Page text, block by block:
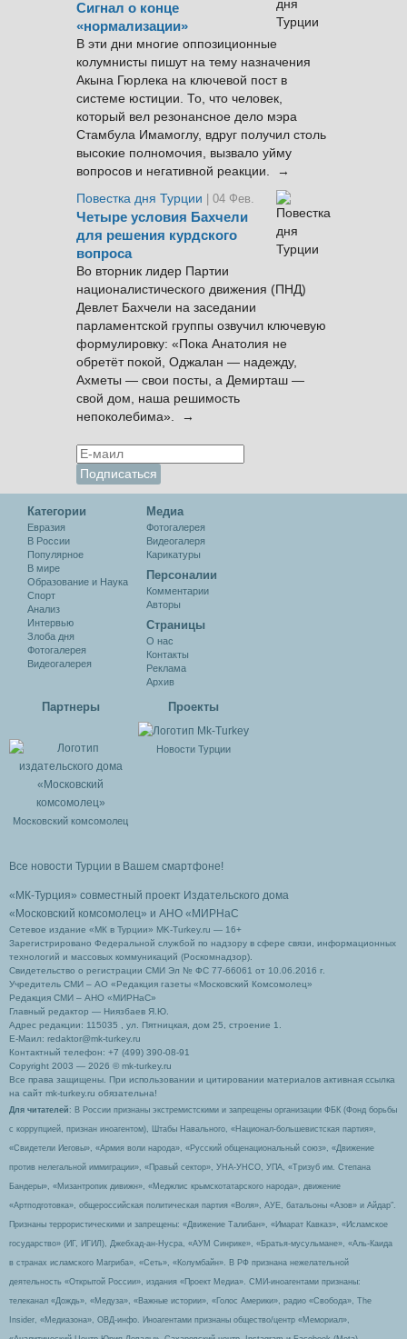
Сигнал о конце
«нормализации»
В эти дни многие оппозиционные
колумнисты пишут на тему назначения
Акына Гюрлека на ключевой пост в
системе юстиции. То, что человек,
который вел резонансное дело мэра
Стамбула Имамоглу, вдруг получил столь
высокие полномочия, вызвало уйму
вопросов и негативной реакции. →
Повестка дня Турции
| 04 Фев.
Четыре условия Бахчели
для решения курдского
вопроса
Во вторник лидер Партии
националистического движения (ПНД)
Девлет Бахчели на заседании
парламентской группы озвучил ключевую
формулировку: «Пока Анатолия не
обретёт покой, Оджалан — надежду,
Ахметы — свои посты, а Демирташ —
свой дом, наша решимость
непоколебима». →
Категории
Евразия
В России
Популярное
В мире
Образование и Наука
Спорт
Анализ
Интервью
Злоба дня
Фотогалерея
Видеогалерея
Медиа
Фотогалерея
Видеогалеря
Карикатуры
Персоналии
Комментарии
Авторы
Cтраницы
О нас
Контакты
Реклама
Архив
Партнеры
Московский комсомолец
Проекты
Новости Турции
Все новости Турции в Вашем смартфоне!
«МК-Турция» совместный проект Издательского дома
«Московский комсомолец» и АНО «МИРНаС
Сетевое издание «МК в Турции» MK-Turkey.ru — 16+
Зарегистрировано Федеральной службой по надзору в сфере связи, информационных
технологий и массовых коммуникаций (Роскомнадзор).
Свидетельство о регистрации СМИ Эл № ФС 77-66061 от 10.06.2016 г.
Учредитель СМИ – АО «Редакция газеты «Московский Комсомолец»
Редакция СМИ – АНО «МИРНаС»
Главный редактор — Ниязбаев Я.Ю.
Адрес редакции: 115035 , ул. Пятницкая, дом 25, строение 1.
Е-Маил: redaktor@mk-turkey.ru
Контактный телефон: +7 (499) 390-08-91
Copyright 2003 — 2026 © mk-turkey.ru
Все права защищены. При использовании и цитировании материалов активная ссылка
на сайт mk-turkey.ru обязательна!
Для читателей : В России признаны экстремистскими и запрещены организации ФБК (Фонд борьбы
с коррупцией, признан иноагентом), Штабы Навального, «Национал-большевистская партия»,
«Свидетели Иеговы», «Армия воли народа», «Русский общенациональный союз», «Движение
против нелегальной иммиграции», «Правый сектор», УНА-УНСО, УПА, «Тризуб им. Степана
Бандеры», «Мизантропик дивижн», «Меджлис крымскотатарского народа», движение
«Артподготовка», общероссийская политическая партия «Воля», АУЕ, батальоны «Азов» и Айдар″.
Признаны террористическими и запрещены: «Движение Талибан», «Имарат Кавказ», «Исламское
государство» (ИГ, ИГИЛ), Джебхад-ан-Нусра, «АУМ Синрике», «Братья-мусульмане», «Аль-Каида
в странах исламского Магриба», «Сеть», «Колумбайн». В РФ признана нежелательной
деятельность «Открытой России», издания «Проект Медиа». СМИ-иноагентами признаны:
телеканал «Дождь», «Медуза», «Важные истории», «Голос Америки», радио «Свобода», The
Insider, «Медиазона», ОВД-инфо. Иноагентами признаны общество/центр «Мемориал»,